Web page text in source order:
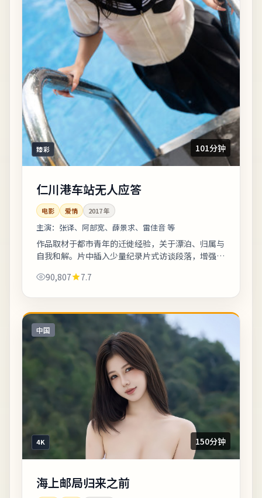
臻彩 101分钟
仁川港车站无人应答
电影 爱情 2017年
主演： 张译、阿部宽、薛景求、雷佳音 等
作品取材于都市青年的迁徙经验，关于漂泊、归属与
自我和解。片中插入少量纪录片式访谈段落，增强真
人群请酌情观看。《仁川港车站无人应答》...
90,807 7.7
中国
4K 150分钟
海上邮局归来之前